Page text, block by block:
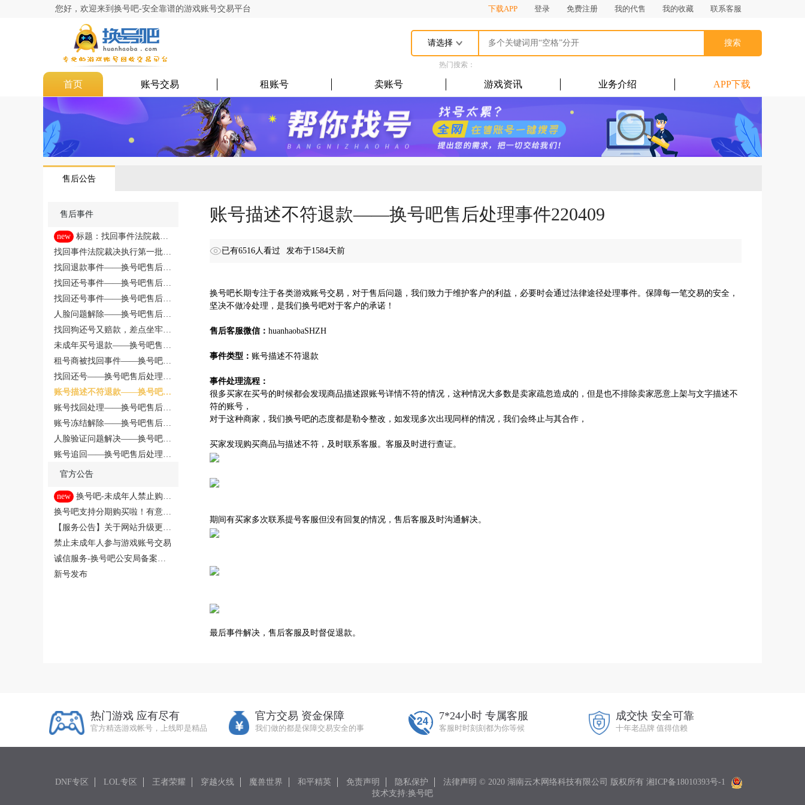
您好，欢迎来到换号吧-安全靠谱的游戏账号交易平台 下载APP 登录 免费注册 我的代售 我的收藏 联系客服
请选择 搜索
热门搜索：
首页 账号交易 租账号 卖账号 游戏资讯 业务介绍 APP下载
售后公告
售后事件
new
执行第二批（11人）
找回事件法院裁决执行第一批
（16人）
找回退款事件——换号吧售后处
理事件220729
找回还号事件——换号吧售后处
理事件220630
找回还号事件——换号吧售后处
理事件220617
人脸问题解除——换号吧售后处
理事件220611
找回狗还号又赔款，差点坐牢，
悔不当初
未成年买号退款——换号吧售后
处理事件220526
租号商被找回事件——换号吧售
后处理事件220423
找回还号——换号吧售后处理事
件220415
账号描述不符退款——换号吧售
后处理事件220409
账号找回处理——换号吧售后处
理事件220401
账号冻结解除——换号吧售后处
理事件220213
人脸验证问题解决——换号吧售
后处理事件220204
账号追回——换号吧售后处理事
官方公告
new
游戏账号
换号吧支持分期购买啦！有意者
点击此处！
【服务公告】关于网站升级更新
的公告
禁止未成年人参与游戏账号交易
诚信服务-换号吧公安局备案完
成
新号发布
账号描述不符退款——换号吧售后处理事件220409
已有6516人看过 发布于1584天前
换号吧长期专注于各类游戏账号交易，对于售后问题，我们致力于维护客户的利益，必要时会通过法律途径处理事件。保障每一笔交易的安全，
坚决不做冷处理，是我们换号吧对于客户的承诺！
售后客服微信： huanhaobaSHZH
事件类型： 账号描述不符退款
事件处理流程：
很多买家在买号的时候都会发现商品描述跟账号详情不符的情况，这种情况大多数是卖家疏忽造成的，但是也不排除卖家恶意上架与文字描述不
符的账号，
对于这种商家，我们换号吧的态度都是勒令整改，如发现多次出现同样的情况，我们会终止与其合作，
买家发现购买商品与描述不符，及时联系客服。客服及时进行查证。
期间有买家多次联系提号客服但没有回复的情况，售后客服及时沟通解决。
最后事件解决，售后客服及时督促退款。
热门游戏 应有尽有
官方精选游戏帐号，上线即是精品
官方交易 资金保障
我们做的都是保障交易安全的事
7*24小时 专属客服
客服时时刻刻都为你等候
成交快 安全可靠
十年老品牌 值得信赖
DNF专区 LOL专区 王者荣耀 穿越火线 魔兽世界 和平精英 免责声明 隐私保护 法律声明 © 2020 湖南云木网络科技有限公司 版权所有 湘ICP备18010393号-1
技术支持:换号吧